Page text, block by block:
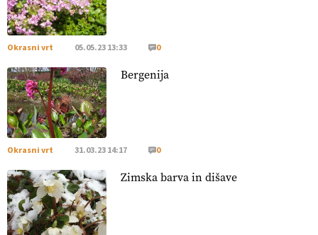
[EKOloško = LOGIČNO
in vlaga.
VEČ
https://t.co/qmMX2yevum @EUAgri #IMCAP
#CAP https://t.co/dDwsipE645
[EKOloško = LOGIČNO
tal
. VEČ
https://t.co/J7RkeaYpYu @EUAgri #IMCAP #CAP
https://t.co/RVG0FzcQN6
[EKOloško = LOGIČNO
prehransko varnost,
https://t.co/K0USFPJ5fJ @EUAgri #IMCAP #CAP
https://t.co/vcHhoOixHy
Okrasni vrt 05.05.23 13:33 0
Bergenija
Okrasni vrt 31.03.23 14:17 0
Zimska barva in dišave